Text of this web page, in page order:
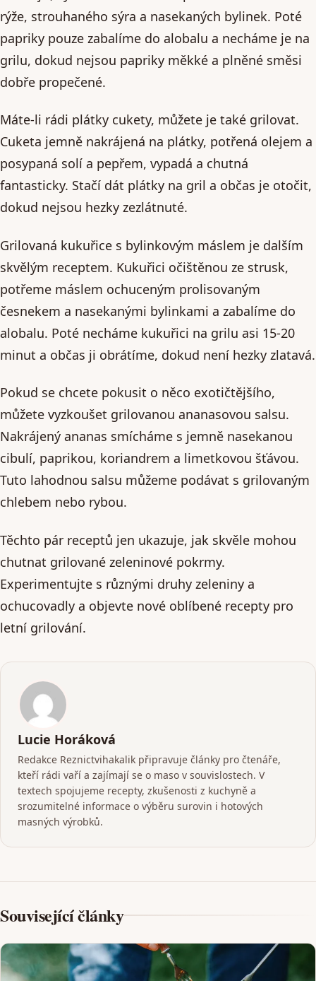
rýže, strouhaného sýra a nasekaných bylinek. Poté
papriky pouze zabalíme do alobalu a necháme je na
grilu, dokud nejsou papriky měkké a plněné směsi
dobře propečené.
Máte-li rádi plátky cukety, můžete je také grilovat.
Cuketa jemně nakrájená na plátky, potřená olejem a
posypaná solí a pepřem, vypadá a chutná
fantasticky. Stačí dát plátky na gril a občas je otočit,
dokud nejsou hezky zezlátnuté.
Grilovaná kukuřice s bylinkovým máslem je dalším
skvělým receptem. Kukuřici očištěnou ze strusk,
potřeme máslem ochuceným prolisovaným
česnekem a nasekanými bylinkami a zabalíme do
alobalu. Poté necháme kukuřici na grilu asi 15-20
minut a občas ji obrátíme, dokud není hezky zlatavá.
Pokud se chcete pokusit o něco exotičtějšího,
můžete vyzkoušet grilovanou ananasovou salsu.
Nakrájený ananas smícháme s jemně nasekanou
cibulí, paprikou, koriandrem a limetkovou šťávou.
Tuto lahodnou salsu můžeme podávat s grilovaným
chlebem nebo rybou.
Těchto pár receptů jen ukazuje, jak skvěle mohou
chutnat grilované zeleninové pokrmy.
Experimentujte s různými druhy zeleniny a
ochucovadly a objevte nové oblíbené recepty pro
letní grilování.
Lucie Horáková
Redakce Reznictvihakalik připravuje články pro čtenáře,
kteří rádi vaří a zajímají se o maso v souvislostech. V
textech spojujeme recepty, zkušenosti z kuchyně a
srozumitelné informace o výběru surovin i hotových
masných výrobků.
Související články